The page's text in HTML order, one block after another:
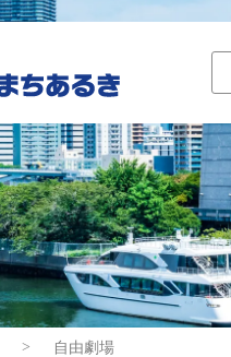
自由劇場